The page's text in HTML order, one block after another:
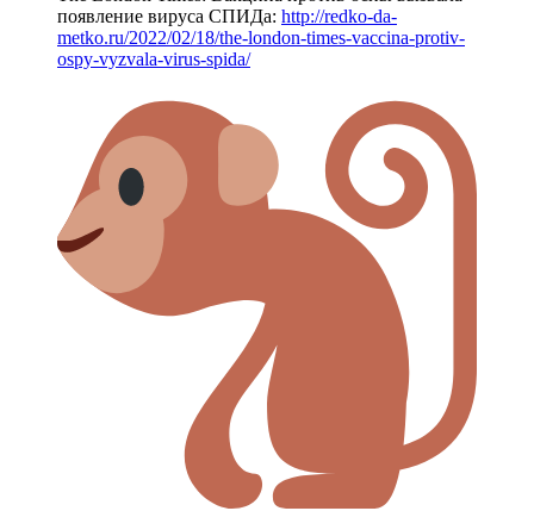
появление вируса СПИДа: http://redko-da-
metko.ru/2022/02/18/the-london-times-vaccina-protiv-
ospy-vyzvala-virus-spida/